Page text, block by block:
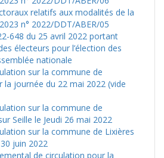
relatifs aux modalités de la
n° 2022/DDT/ABER/05
648 du 25 avril 2022 portant
électeurs pour l’élection des
nationale
sur la commune de
la journée du 22 mai 2022 (vide
sur la commune de
Seille le Jeudi 26 mai 2022
sur la commune de Lixières
juin 2022
de circulation pour la